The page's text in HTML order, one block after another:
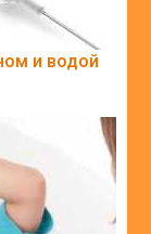
и водой